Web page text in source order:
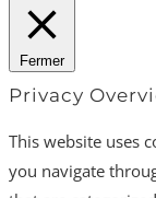
Fermer
Privacy
This website uses
you navigate